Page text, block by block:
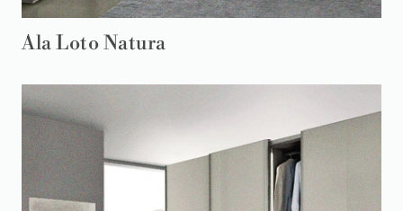
Ala Loto Natura